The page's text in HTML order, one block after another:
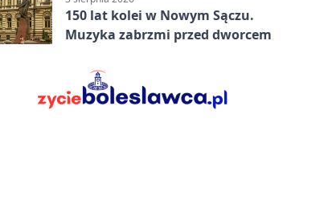
150 lat kolei w Nowym Sączu.
Muzyka zabrzmi przed dworcem